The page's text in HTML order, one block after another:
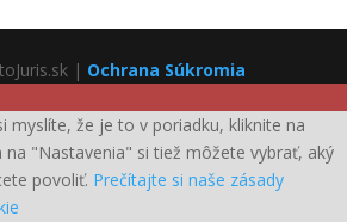
| Ochrana Súkromia
myslíte, že je to v poriadku, kliknite na
"Nastavenia" si tiež môžete vybrať, aký
povoliť. Prečítajte si naše zásady